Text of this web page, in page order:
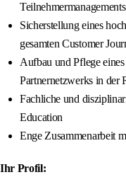
Teilnehmermanagements
Sicherstellung eines
gesamten Customer
Aufbau und Pflege
Partnernetzwerks in der
Fachliche und
Education
Enge Zusammenarbeit
Ihr Profil: